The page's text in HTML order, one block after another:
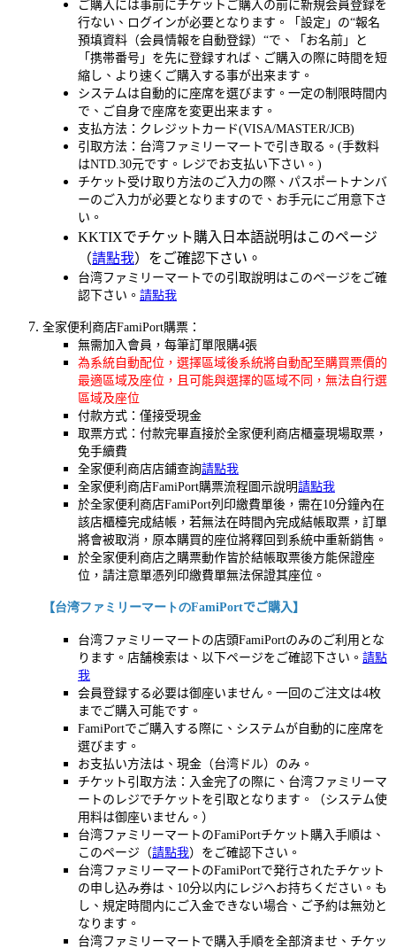
ご購入には事前にチケットご購入の前に新規会員登録を
行ない、ログインが必要となります。「設定」の“報名
預填資料（会員情報を自動登録）“で、「お名前」と
「携帯番号」を先に登録すれば、ご購入の際に時間を短
縮し、より速くご購入する事が出来ます。
システムは自動的に座席を選びます。一定の制限時間内
で、ご自身で座席を変更出来ます。
支払方法：クレジットカード(VISA/MASTER/JCB)
引取方法：台湾ファミリーマートで引き取る。(手数料
はNTD.30元です。レジでお支払い下さい。)
チケット受け取り方法のご入力の際、パスポートナンバ
ーのご入力が必要となりますので、お手元にご用意下さ
い。
KKTIXでチケット購入日本語説明はこのページ
（請點我）をご確認下さい。
台湾ファミリーマートでの引取說明はこのページをご確
認下さい。 請點我
全家便利商店FamiPort購票：
無需加入會員，每筆訂單限購4張
為系統自動配位，選擇區域後系統將自動配至購買票價的
最適區域及座位，且可能與選擇的區域不同，無法自行選
區域及座位
付款方式：僅接受現金
取票方式：付款完畢直接於全家便利商店櫃臺現場取票，
免手續費
全家便利商店店鋪查詢請點我
全家便利商店FamiPort購票流程圖示說明請點我
於全家便利商店FamiPort列印繳費單後，需在10分鐘內在
該店櫃檯完成結帳，若無法在時間內完成結帳取票，訂單
將會被取消，原本購買的座位將釋回到系統中重新銷售。
於全家便利商店之購票動作皆於結帳取票後方能保證座
位，請注意單憑列印繳費單無法保證其座位。
【台湾ファミリーマートのFamiPortでご購入】
台湾ファミリーマートの店頭FamiPortのみのご利用とな
ります。店舗検索は、以下ページをご確認下さい。 請點
我
会員登録する必要は御座いません。一回のご注文は4枚
までご購入可能です。
FamiPortでご購入する際に、システムが自動的に座席を
選びます。
お支払い方法は、現金（台湾ドル）のみ。
チケット引取方法：入金完了の際に、台湾ファミリーマ
ートのレジでチケットを引取となります。（システム使
用料は御座いません。）
台湾ファミリーマートのFamiPortチケット購入手順は、
このページ（請點我）をご確認下さい。
台湾ファミリーマートのFamiPortで発行されたチケット
の申し込み券は、10分以内にレジへお持ちください。も
し、規定時間内にご入金できない場合、ご予約は無効と
なります。
台湾ファミリーマートで購入手順を全部済ませ、チケッ